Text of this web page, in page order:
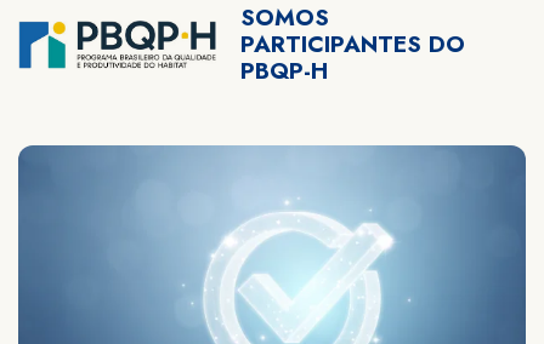
SOMOS
PARTICIPANTES DO
PBQP-H